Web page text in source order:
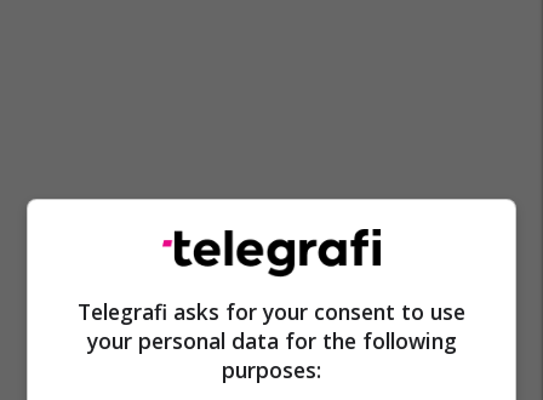
Telegrafi asks for your consent to use
your personal data for the following
purposes: